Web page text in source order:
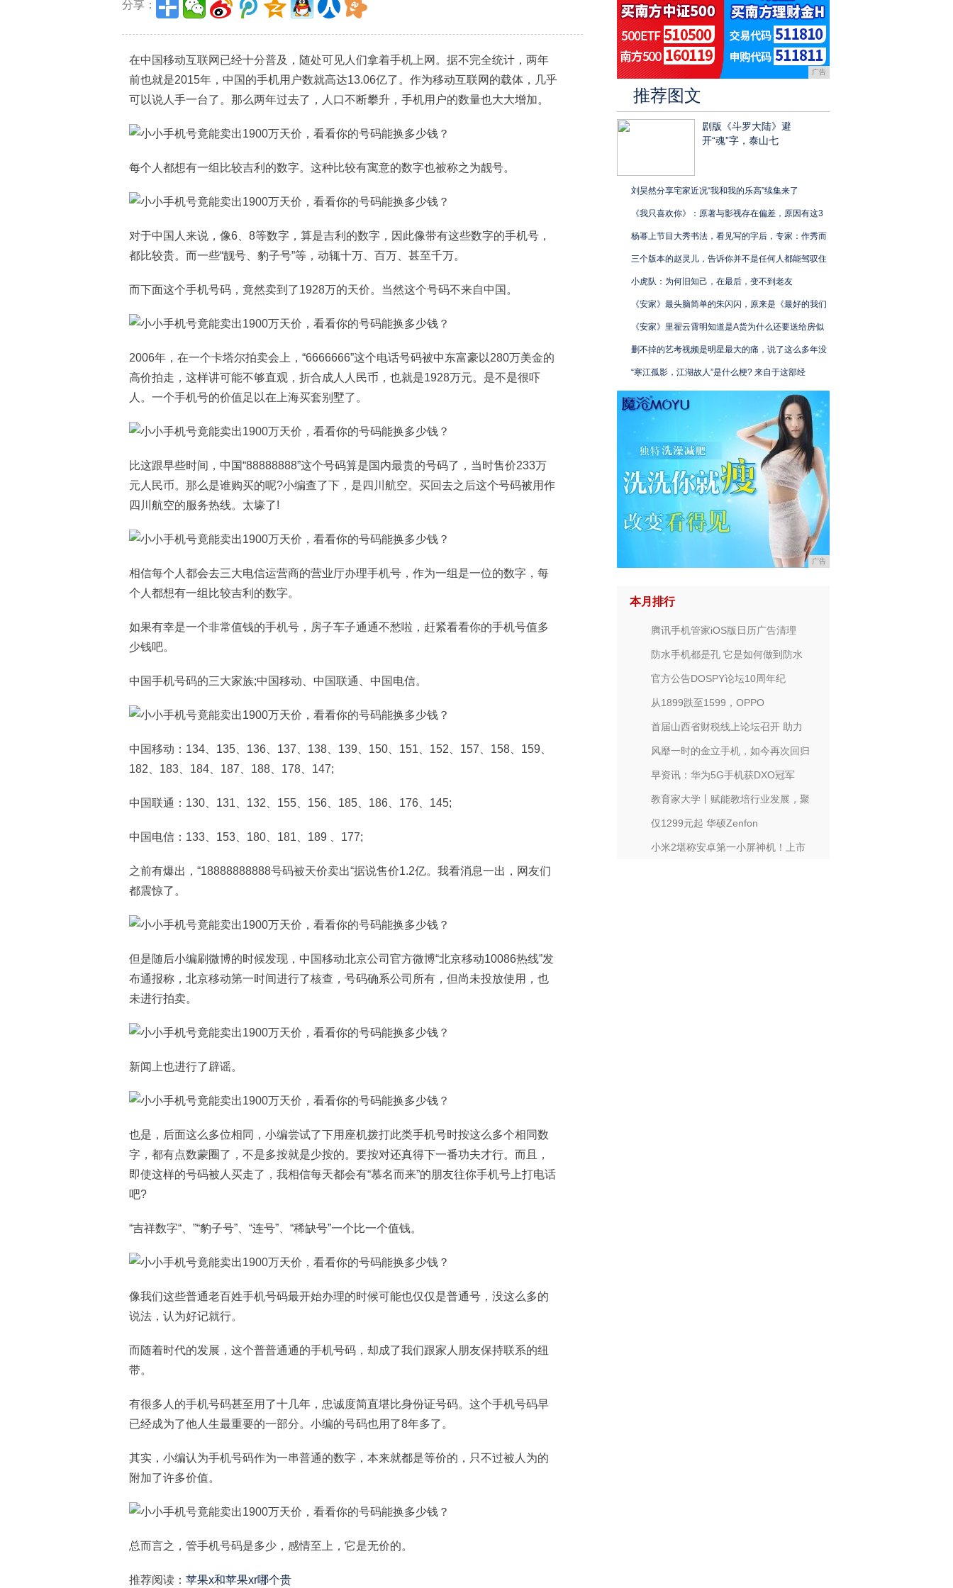
分享：
在中国移动互联网已经十分普及，随处可见人们拿着手机上网。据不完全统计，两年
前也就是2015年，中国的手机用户数就高达13.06亿了。作为移动互联网的载体，几乎
可以说人手一台了。那么两年过去了，人口不断攀升，手机用户的数量也大大增加。
每个人都想有一组比较吉利的数字。这种比较有寓意的数字也被称之为靓号。
对于中国人来说，像6、8等数字，算是吉利的数字，因此像带有这些数字的手机号，
都比较贵。而一些“靓号、豹子号”等，动辄十万、百万、甚至千万。
而下面这个手机号码，竟然卖到了1928万的天价。当然这个号码不来自中国。
2006年，在一个卡塔尔拍卖会上，“6666666”这个电话号码被中东富豪以280万美金的
高价拍走，这样讲可能不够直观，折合成人人民币，也就是1928万元。是不是很吓
人。一个手机号的价值足以在上海买套别墅了。
比这跟早些时间，中国“88888888”这个号码算是国内最贵的号码了，当时售价233万
元人民币。那么是谁购买的呢?小编查了下，是四川航空。买回去之后这个号码被用作
四川航空的服务热线。太壕了!
相信每个人都会去三大电信运营商的营业厅办理手机号，作为一组是一位的数字，每
个人都想有一组比较吉利的数字。
如果有幸是一个非常值钱的手机号，房子车子通通不愁啦，赶紧看看你的手机号值多
少钱吧。
中国手机号码的三大家族;中国移动、中国联通、中国电信。
中国移动：134、135、136、137、138、139、150、151、152、157、158、159、
182、183、184、187、188、178、147;
中国联通：130、131、132、155、156、185、186、176、145;
中国电信：133、153、180、181、189 、177;
之前有爆出，“18888888888号码被天价卖出“据说售价1.2亿。我看消息一出，网友们
都震惊了。
但是随后小编刷微博的时候发现，中国移动北京公司官方微博“北京移动10086热线”发
布通报称，北京移动第一时间进行了核查，号码确系公司所有，但尚未投放使用，也
未进行拍卖。
新闻上也进行了辟谣。
也是，后面这么多位相同，小编尝试了下用座机拨打此类手机号时按这么多个相同数
字，都有点数蒙圈了，不是多按就是少按的。要按对还真得下一番功夫才行。而且，
即使这样的号码被人买走了，我相信每天都会有“慕名而来”的朋友往你手机号上打电话
吧?
“吉祥数字“、”“豹子号”、“连号”、“稀缺号”一个比一个值钱。
像我们这些普通老百姓手机号码最开始办理的时候可能也仅仅是普通号，没这么多的
说法，认为好记就行。
而随着时代的发展，这个普普通通的手机号码，却成了我们跟家人朋友保持联系的纽
带。
有很多人的手机号码甚至用了十几年，忠诚度简直堪比身份证号码。这个手机号码早
已经成为了他人生最重要的一部分。小编的号码也用了8年多了。
其实，小编认为手机号码作为一串普通的数字，本来就都是等价的，只不过被人为的
附加了许多价值。
总而言之，管手机号码是多少，感情至上，它是无价的。
推荐阅读： 苹果x和苹果xr哪个贵
广告
推荐图文
剧版《斗罗大陆》避
开“魂”字，泰山七
刘昊然分享宅家近况“我和我的乐高”续集来了
《我只喜欢你》：原著与影视存在偏差，原因有这3
杨幂上节目大秀书法，看见写的字后，专家：作秀而
三个版本的赵灵儿，告诉你并不是任何人都能驾驭住
小虎队：为何旧知己，在最后，变不到老友
《安家》最头脑简单的朱闪闪，原来是《最好的我们
《安家》里翟云霄明知道是A货为什么还要送给房似
删不掉的艺考视频是明星最大的痛，说了这么多年没
“寒江孤影，江湖故人”是什么梗? 来自于这部经
广告
本月排行
腾讯手机管家iOS版日历广告清理
防水手机都是孔 它是如何做到防水
官方公告DOSPY论坛10周年纪
从1899跌至1599，OPPO
首届山西省财税线上论坛召开 助力
风靡一时的金立手机，如今再次回归
早资讯：华为5G手机获DXO冠军
教育家大学丨赋能教培行业发展，聚
仅1299元起 华硕Zenfon
小米2堪称安卓第一小屏神机！上市